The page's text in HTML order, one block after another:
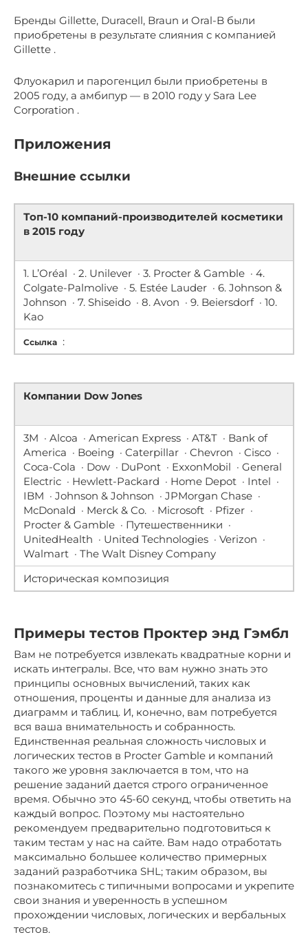
Бренды Gillette, Duracell, Braun и Oral-B были
приобретены в результате слияния с компанией
Gillette .
Флуокарил и парогенцил были приобретены в
2005 году, а амбипур — в 2010 году у Sara Lee
Corporation .
Приложения
Внешние ссылки
Топ-10 компаний-производителей косметики
в 2015 году
1. L’Oréal · 2. Unilever · 3. Procter & Gamble · 4.
Colgate-Palmolive · 5. Estée Lauder · 6. Johnson &
Johnson · 7. Shiseido · 8. Avon · 9. Beiersdorf · 10.
Kao
Ссылка :
Компании Dow Jones
3M · Alcoa · American Express · AT&T · Bank of
America · Boeing · Caterpillar · Chevron · Cisco ·
Coca-Cola · Dow · DuPont · ExxonMobil · General
Electric · Hewlett-Packard · Home Depot · Intel ·
IBM · Johnson & Johnson · JPMorgan Chase ·
McDonald · Merck & Co. · Microsoft · Pfizer ·
Procter & Gamble · Путешественники ·
UnitedHealth · United Technologies · Verizon ·
Walmart · The Walt Disney Company
Историческая композиция
Примеры тестов Проктер энд Гэмбл
Вам не потребуется извлекать квадратные корни и
искать интегралы. Все, что вам нужно знать это
принципы основных вычислений, таких как
отношения, проценты и данные для анализа из
диаграмм и таблиц. И, конечно, вам потребуется
вся ваша внимательность и собранность.
Единственная реальная сложность числовых и
логических тестов в Procter Gamble и компаний
такого же уровня заключается в том, что на
решение заданий дается строго ограниченное
время. Обычно это 45-60 секунд, чтобы ответить на
каждый вопрос. Поэтому мы настоятельно
рекомендуем предварительно подготовиться к
таким тестам у нас на сайте. Вам надо отработать
максимально большее количество примерных
заданий разработчика SHL; таким образом, вы
познакомитесь с типичными вопросами и укрепите
свои знания и уверенность в успешном
прохождении числовых, логических и вербальных
тестов.